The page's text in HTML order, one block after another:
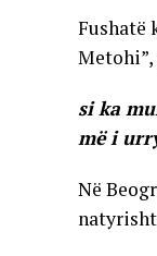
Fushatë
si ka
më i
Në